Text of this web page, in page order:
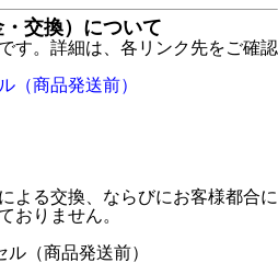
交換）について
す。詳細は、各リンク先をご確認
（商品発送前）
よる交換、ならびにお客様都合に
おりません。
（商品発送前）